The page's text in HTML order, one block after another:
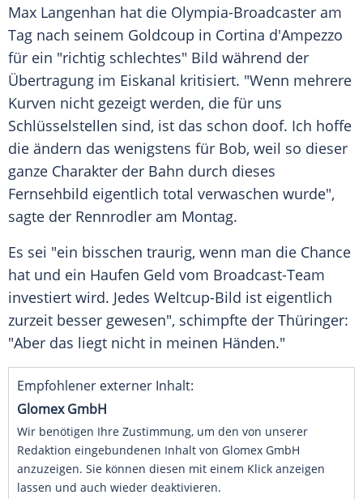
Max Langenhan hat die Olympia-Broadcaster am
Tag nach seinem Goldcoup in Cortina d'Ampezzo
für ein "richtig schlechtes" Bild während der
Übertragung im Eiskanal kritisiert. "Wenn mehrere
Kurven nicht gezeigt werden, die für uns
Schlüsselstellen sind, ist das schon doof. Ich hoffe
die ändern das wenigstens für Bob, weil so dieser
ganze Charakter der Bahn durch dieses
Fernsehbild eigentlich total verwaschen wurde",
sagte der Rennrodler am Montag.
Es sei "ein bisschen traurig, wenn man die Chance
hat und ein Haufen Geld vom Broadcast-Team
investiert wird. Jedes Weltcup-Bild ist eigentlich
zurzeit besser gewesen", schimpfte der Thüringer:
"Aber das liegt nicht in meinen Händen."
Empfohlener externer Inhalt:
Glomex GmbH
Wir benötigen Ihre Zustimmung, um den von unserer
Redaktion eingebundenen Inhalt von Glomex GmbH
anzuzeigen. Sie können diesen mit einem Klick anzeigen
lassen und auch wieder deaktivieren.